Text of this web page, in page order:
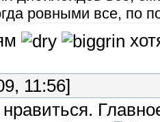
ровными все, по
11:56]